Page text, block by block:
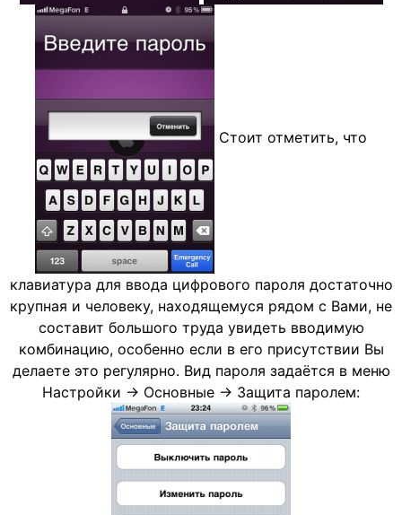
Стоит отметить, что
клавиатура для ввода цифрового пароля достаточно
крупная и человеку, находящемуся рядом с Вами, не
составит большого труда увидеть вводимую
комбинацию, особенно если в его присутствии Вы
делаете это регулярно. Вид пароля задаётся в меню
Настройки -> Основные -> Защита паролем: